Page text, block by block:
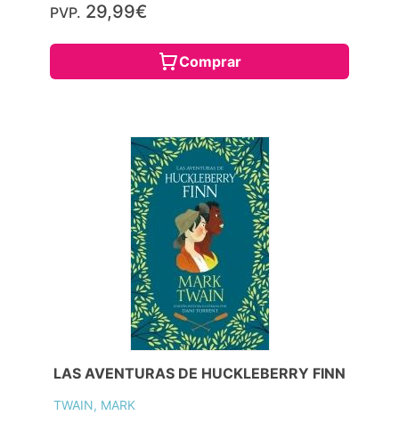
PVP. 29,99€
Comprar
LAS AVENTURAS DE HUCKLEBERRY FINN
TWAIN, MARK